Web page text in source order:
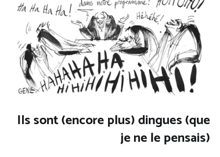
Ils sont (encore plus) dingues (que
je ne le pensais)